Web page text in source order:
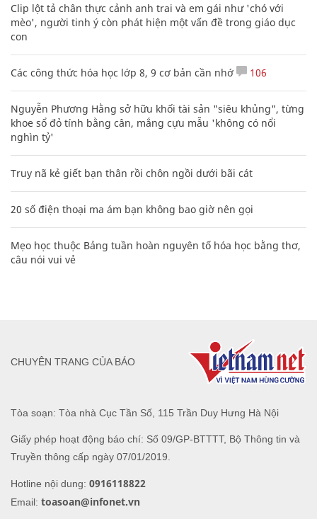
Clip lột tả chân thực cảnh anh trai và em gái như 'chó với
mèo', người tinh ý còn phát hiện một vấn đề trong giáo dục
con
Các công thức hóa học lớp 8, 9 cơ bản cần nhớ 106
Nguyễn Phương Hằng sở hữu khối tài sản "siêu khủng", từng
khoe sổ đỏ tính bằng cân, mắng cựu mẫu 'không có nổi
nghìn tỷ'
Truy nã kẻ giết bạn thân rồi chôn ngồi dưới bãi cát
20 số điện thoại ma ám bạn không bao giờ nên gọi
Mẹo học thuộc Bảng tuần hoàn nguyên tố hóa học bằng thơ,
câu nói vui vẻ
Tòa soạn: Tòa nhà Cục Tần Số, 115 Trần Duy Hưng Hà Nội
Giấy phép hoạt động báo chí: Số 09/GP-BTTTT, Bộ Thông tin và
Truyền thông cấp ngày 07/01/2019.
Hotline nội dung: 0916118822
Email: toasoan@infonet.vn
CHUYÊN TRANG CỦA BÁO